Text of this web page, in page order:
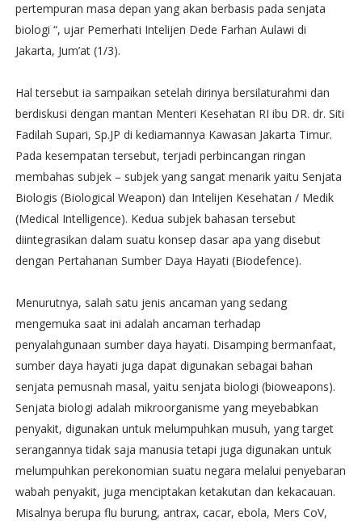
pertempuran masa depan yang akan berbasis pada senjata
biologi “, ujar Pemerhati Intelijen Dede Farhan Aulawi di
Jakarta, Jum’at (1/3).
Hal tersebut ia sampaikan setelah dirinya bersilaturahmi dan
berdiskusi dengan mantan Menteri Kesehatan RI ibu DR. dr. Siti
Fadilah Supari, Sp.JP di kediamannya Kawasan Jakarta Timur.
Pada kesempatan tersebut, terjadi perbincangan ringan
membahas subjek – subjek yang sangat menarik yaitu Senjata
Biologis (Biological Weapon) dan Intelijen Kesehatan / Medik
(Medical Intelligence). Kedua subjek bahasan tersebut
diintegrasikan dalam suatu konsep dasar apa yang disebut
dengan Pertahanan Sumber Daya Hayati (Biodefence).
Menurutnya, salah satu jenis ancaman yang sedang
mengemuka saat ini adalah ancaman terhadap
penyalahgunaan sumber daya hayati. Disamping bermanfaat,
sumber daya hayati juga dapat digunakan sebagai bahan
senjata pemusnah masal, yaitu senjata biologi (bioweapons).
Senjata biologi adalah mikroorganisme yang meyebabkan
penyakit, digunakan untuk melumpuhkan musuh, yang target
serangannya tidak saja manusia tetapi juga digunakan untuk
melumpuhkan perekonomian suatu negara melalui penyebaran
wabah penyakit, juga menciptakan ketakutan dan kekacauan.
Misalnya berupa flu burung, antrax, cacar, ebola, Mers CoV,